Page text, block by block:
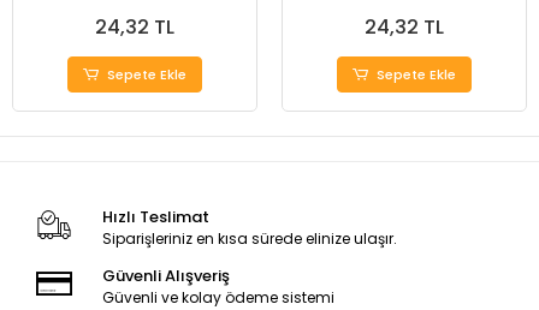
24,32 TL
Sepete Ekle
24,32 TL
Sepete Ekle
Hızlı Teslimat
Siparişleriniz en kısa sürede elinize ulaşır.
Güvenli Alışveriş
Güvenli ve kolay ödeme sistemi